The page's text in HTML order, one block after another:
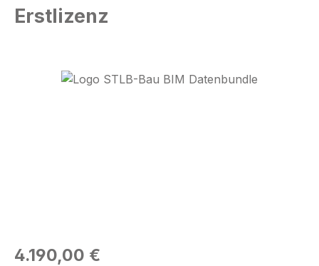
Erstlizenz
Bildergalerie überspringen
Regulärer Preis:
4.190,00 €